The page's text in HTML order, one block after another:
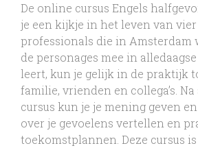
De online cursus Engels
je een kijkje in het leven van
professionals die in Amsterdam
de personages mee in
leert, kun je gelijk in de praktijk
familie, vrienden en collega’s.
cursus kun je je mening geven
over je gevoelens vertellen en
toekomstplannen. Deze cursus